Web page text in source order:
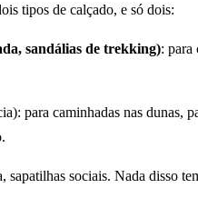
tipos de calçado, e só dois:
sandálias de trekking): para
para caminhadas nas dunas,
sapatilhas sociais. Nada disso